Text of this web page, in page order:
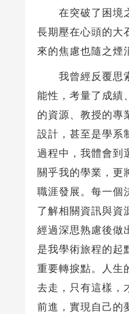
在突破了困境之
長期壓在心頭的大
來的焦慮也隨之煙
我曾經反覆思索
能性，考量了成績
的資源、教授的專
設計，甚至是學系
過程中，我體會到
關乎我的學業，更
職涯發展。每一個
了解相關資訊與資
經過深思熟慮後做
是我學術旅程的起
重要轉捩點。人生
去走，只有這樣，
前進，實現自己的